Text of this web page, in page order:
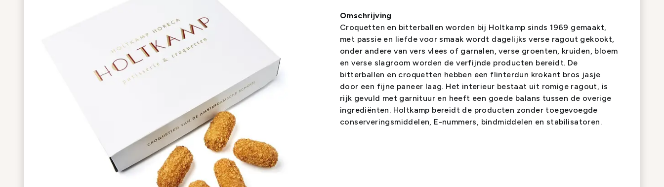
Omschrijving
Croquetten en bitterballen worden bij Holtkamp sinds 1969 gemaakt,
met passie en liefde voor smaak wordt dagelijks verse ragout gekookt,
onder andere van vers vlees of garnalen, verse groenten, kruiden, bloem
en verse slagroom worden de verfijnde producten bereidt. De
bitterballen en croquetten hebben een flinterdun krokant bros jasje
door een fijne paneer laag. Het interieur bestaat uit romige ragout, is
rijk gevuld met garnituur en heeft een goede balans tussen de overige
ingrediënten. Holtkamp bereidt de producten zonder toegevoegde
conserveringsmiddelen, E-nummers, bindmiddelen en stabilisatoren.